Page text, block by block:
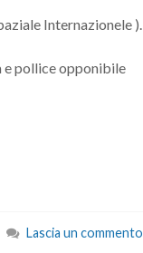
Internazionele ).
e pollice opponibile
Lascia un commento